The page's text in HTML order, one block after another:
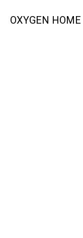
OXYGEN HOME